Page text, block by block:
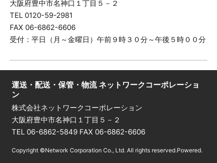
大阪府豊中市名神口１丁目５－２
TEL 0120-59-2981
FAX 06-6862-6606
受付：平日（月～金曜日）午前９時３０分～午後５時００分
運送・配送・保管・物流 ネットワークコーポレーショ
ン
株式会社ネットワークコーポレーション
大阪府豊中市名神口１丁目５－２
TEL 06-6862-5849 FAX 06-6862-6606
Copyright ©Network Corporation Co., Ltd. All rights reserved.Powered.